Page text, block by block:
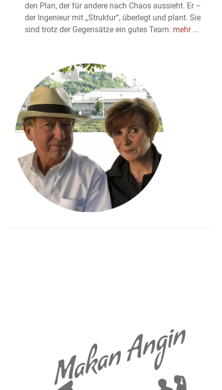
den Plan, der für andere nach Chaos aussieht. Er –
der Ingenieur mit „Struktur“, überlegt und plant. Sie
sind trotz der Gegensätze ein gutes Team. mehr …